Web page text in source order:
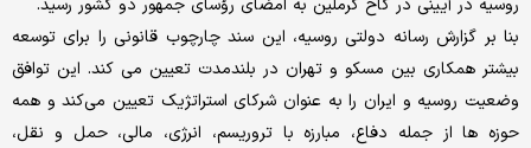
روسیه در آیینی در کاخ کرملین به امضای رؤسای جمهور دو کشور رسید.
بنا بر گزارش رسانه دولتی روسیه، این سند چارچوب قانونی را برای توسعه
بیشتر همکاری بین مسکو و تهران در بلندمدت تعیین می کند. این توافق
وضعیت روسیه و ایران را به عنوان شرکای استراتژیک تعیین می‌کند و همه
حوزه ها از جمله دفاع، مبارزه با تروریسم، انرژی، مالی، حمل و نقل،